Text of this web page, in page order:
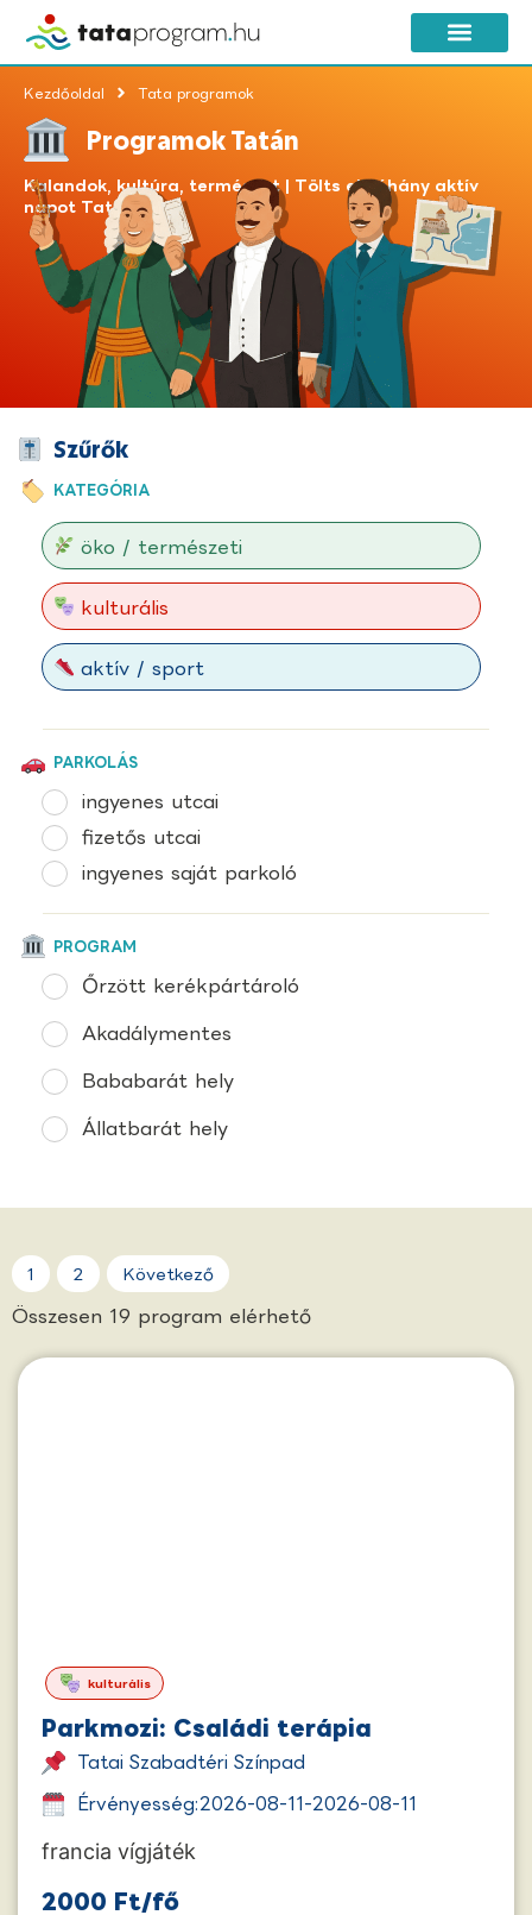
Kezdőoldal Tata programok
Programok Tatán
Kalandok, kultúra, természet | Tölts el néhány aktív
napot Tatán!
Szűrők
KATEGÓRIA
öko / természeti
kulturális
aktív / sport
PARKOLÁS
ingyenes utcai
fizetős utcai
ingyenes saját parkoló
PROGRAM
Őrzött kerékpártároló
Akadálymentes
Bababarát hely
Állatbarát hely
1 2 Következő
Összesen 19 program elérhető
kulturális
Parkmozi: Családi terápia
Tatai Szabadtéri Színpad
Érvényesség:2026-08-11 -2026-08-11
francia vígjáték
2000 Ft/fő